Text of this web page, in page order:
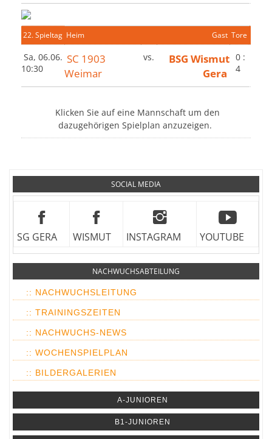
22. Spieltag Heim Gast Tore
Sa, 06.06.
10:30
SC 1903
Weimar
vs.
BSG Wismut
Gera
0 :
4
Klicken Sie auf eine Mannschaft um den
dazugehörigen Spielplan anzuzeigen.
SOCIAL MEDIA
SG GERA WISMUT INSTAGRAM YOUTUBE
NACHWUCHSABTEILUNG
:: NACHWUCHSLEITUNG
:: TRAININGSZEITEN
:: NACHWUCHS-NEWS
:: WOCHENSPIELPLAN
:: BILDERGALERIEN
A-JUNIOREN
B1-JUNIOREN